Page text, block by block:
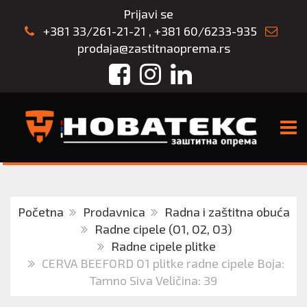
Prijavi se
+381 33/261-21-21 , +381 60/6233-935
prodaja@zastitnaoprema.rs
FacebookInstagram
LinkedIn
Početna Prodavnica
Radna i zaštitna obuća
Radne cipele (O1, O2, O3)
Radne cipele plitke
CERVA BEEFORD O1 plitke radne cipele Boja:
Tamno Siva Veličina: 39